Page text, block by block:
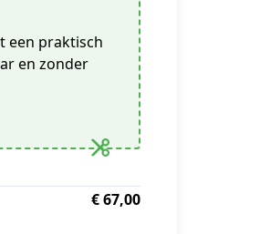
een praktisch
en zonder
€ 67,00